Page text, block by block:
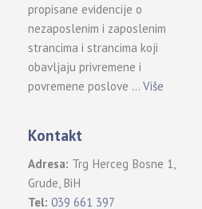
propisane evidencije o
nezaposlenim i zaposlenim
strancima i strancima koji
obavljaju privremene i
povremene poslove …Više
Kontakt
Adresa: Trg Herceg Bosne 1,
Grude, BiH
Tel: 039 661 397